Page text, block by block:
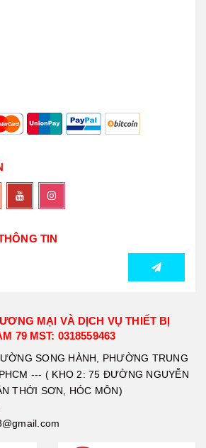
TIN
MẠI VÀ DỊCH VỤ THIẾT BỊ
79 MST: 0318559463
SONG HÀNH, PHƯỜNG TRUNG
--- ( KHO 2: 75 ĐƯỜNG NGUYỄN
THỚI SƠN, HÓC MÔN)